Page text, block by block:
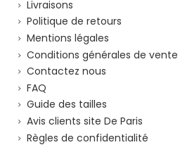
Livraisons
Politique de retours
Mentions légales
Conditions générales de vente
Contactez nous
FAQ
Guide des tailles
Avis clients site De Paris
Règles de confidentialité